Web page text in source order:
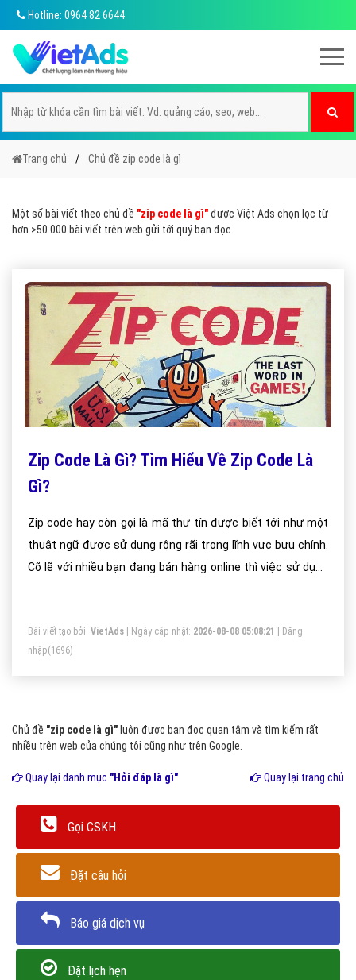
Hotline: 0964 82 6644
Trang chủ Chủ đề zip code là gì
Một số bài viết theo chủ đề "zip code là gì"được Việt Ads chọn lọc từ
hơn >50.000 bài viết trên web gửi tới quý bạn đọc.
Zip Code Là Gì? Tìm Hiểu Về Zip Code Là
Gì?
Zip code hay còn gọi là mã thư tín được biết tới như một
thuật ngữ được sử dụng rộng rãi trong lĩnh vực bưu chính.
Cõ lẽ với nhiều bạn đang bán hàng online thì việc sử dụng
Bài viết tạo bởi: VietAds | Ngày cập nhật: 2026-08-08 05:08:21
Đăng
nhập(1696)
Chủ đề "zip code là gì" luôn được bạn đọc quan tâm và tìm kiếm rất
nhiều trên web của chúng tôi cũng như trên Google.
Quay lại danh mục "Hỏi đáp là gì" Quay lại trang chủ
Gọi CSKH
Đặt câu hỏi
Báo giá dịch vụ
Đặt lịch hẹn